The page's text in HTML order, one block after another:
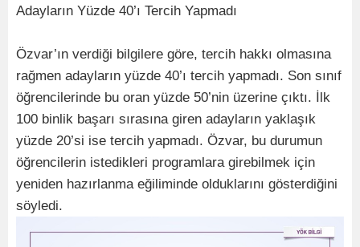
Adayların Yüzde 40’ı Tercih Yapmadı
Özvar’ın verdiği bilgilere göre, tercih hakkı olmasına
rağmen adayların yüzde 40’ı tercih yapmadı. Son sınıf
öğrencilerinde bu oran yüzde 50’nin üzerine çıktı. İlk
100 binlik başarı sırasına giren adayların yaklaşık
yüzde 20’si ise tercih yapmadı. Özvar, bu durumun
öğrencilerin istedikleri programlara girebilmek için
yeniden hazırlanma eğiliminde olduklarını gösterdiğini
söyledi.